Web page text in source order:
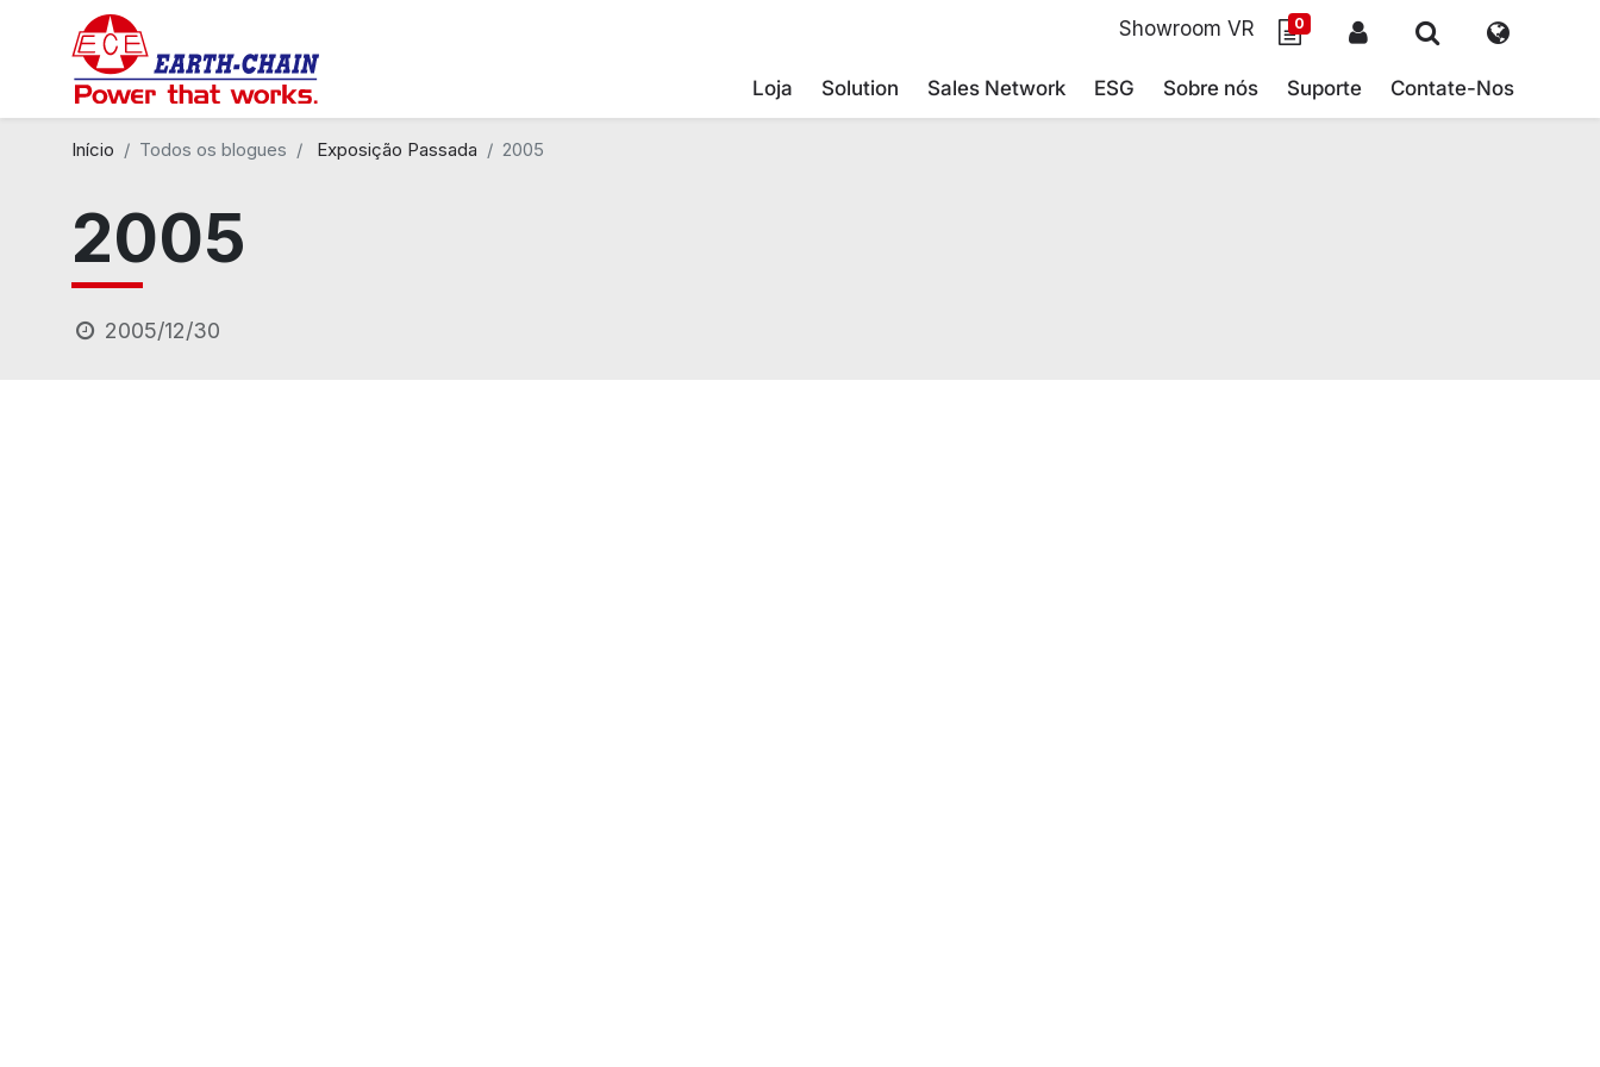
Loja Solution Sales Network ESG Sobre nós Suporte Contate-Nos
0
Showroom VR
Início Todos os blogues Exposição Passada 2005
2005
2005/12/30